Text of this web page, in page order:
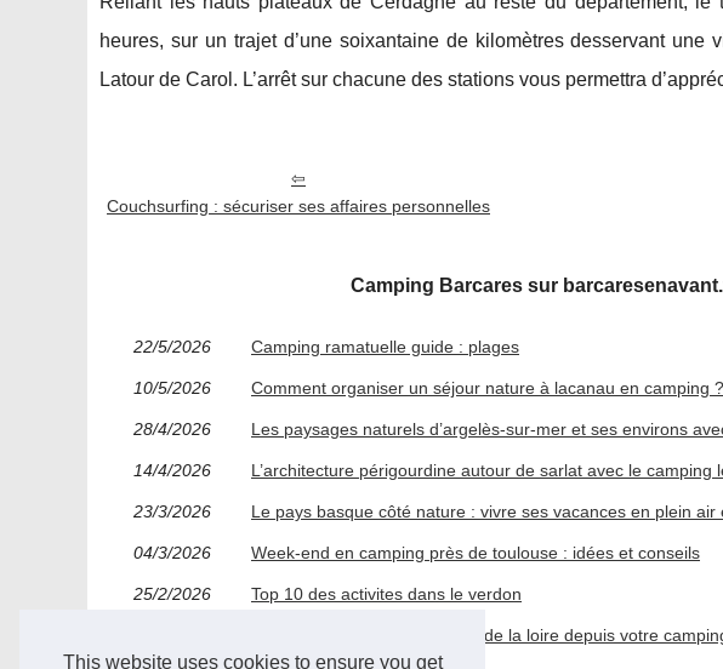
This website uses cookies to ensure you get
heures, sur un trajet d’une soixantaine de kilomètres desservant
Latour de Carol. L’arrêt sur chacune des stations vous permettra
Couchsurfing : sécuriser ses affaires personnelles
Camping Barcares sur
22/5/2026 Camping ramatuelle guide : plages
10/5/2026 Comment organiser un séjour nature à lacanau en camping ?
28/4/2026 Les paysages naturels d’argelès-sur-mer et ses environs
14/4/2026 L’architecture périgourdine autour de sarlat avec le camping
23/3/2026 Le pays basque côté nature : vivre ses vacances en plein air
04/3/2026 Week-end en camping près de toulouse : idées et conseils
25/2/2026 Top 10 des activites dans le verdon
À la découverte des châteaux de la loire depuis votre